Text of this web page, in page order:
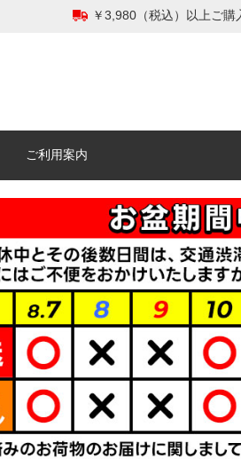
￥3,980（税込）以上ご購
ご利用案内